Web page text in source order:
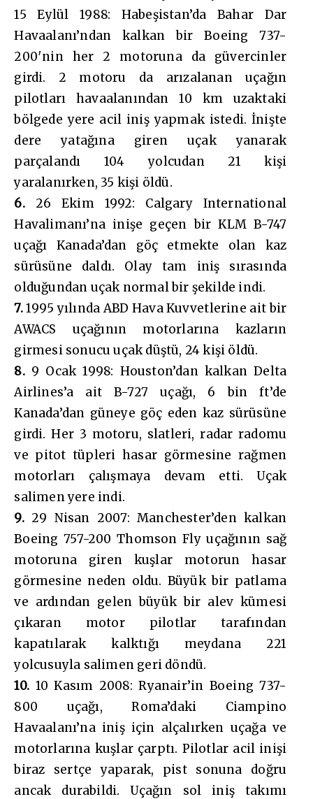
15 Eylül 1988: Habeşistan’da Bahar Dar
Havaalanı’ndan kalkan bir Boeing 737-
200′nin her 2 motoruna da güvercinler
girdi. 2 motoru da arızalanan uçağın
pilotları havaalanından 10 km uzaktaki
bölgede yere acil iniş yapmak istedi. İnişte
dere yatağına giren uçak yanarak
parçalandı 104 yolcudan 21 kişi
yaralanırken, 35 kişi öldü.
6.26 Ekim 1992: Calgary International
Havalimanı’na inişe geçen bir KLM B-747
uçağı Kanada’dan göç etmekte olan kaz
sürüsüne daldı. Olay tam iniş sırasında
olduğundan uçak normal bir şekilde indi.
7.1995 yılında ABD Hava Kuvvetlerine ait bir
AWACS uçağının motorlarına kazların
girmesi sonucu uçak düştü, 24 kişi öldü.
8.9 Ocak 1998: Houston’dan kalkan Delta
Airlines’a ait B-727 uçağı, 6 bin ft’de
Kanada’dan güneye göç eden kaz sürüsüne
girdi. Her 3 motoru, slatleri, radar radomu
ve pitot tüpleri hasar görmesine rağmen
motorları çalışmaya devam etti. Uçak
salimen yere indi.
9.29 Nisan 2007: Manchester’den kalkan
Boeing 757-200 Thomson Fly uçağının sağ
motoruna giren kuşlar motorun hasar
görmesine neden oldu. Büyük bir patlama
ve ardından gelen büyük bir alev kümesi
çıkaran motor pilotlar tarafından
kapatılarak kalktığı meydana 221
yolcusuyla salimen geri döndü.
10. 10 Kasım 2008: Ryanair’in Boeing 737-
800 uçağı, Roma’daki Ciampino
Havaalanı’na iniş için alçalırken uçağa ve
motorlarına kuşlar çarptı. Pilotlar acil inişi
biraz sertçe yaparak, pist sonuna doğru
ancak durabildi. Uçağın sol iniş takımı